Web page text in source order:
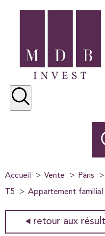
Accueil Vente Paris
T5
Appartement
retour aux